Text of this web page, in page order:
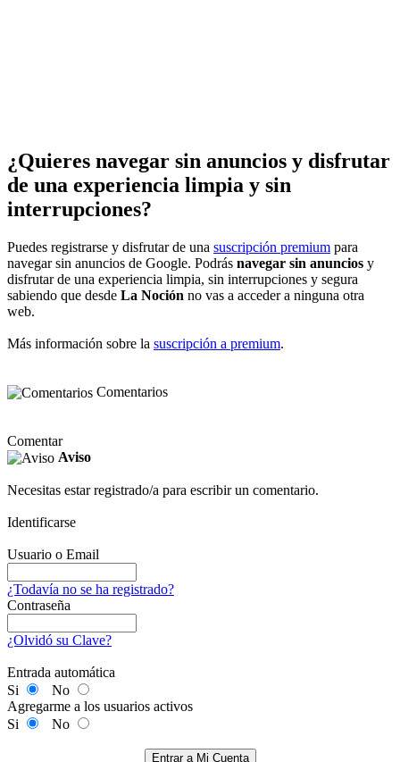
¿Quieres navegar sin anuncios y disfrutar
de una experiencia limpia y sin
interrupciones?
Puedes registrarse y disfrutar de una suscripción premium para
navegar sin anuncios de Google. Podrás navegar sin anuncios y
disfrutar de una experiencia limpia, sin interrupciones y segura
sabiendo que desde La Noción no vas a acceder a ninguna otra
web.
Más información sobre la suscripción a premium.
Comentarios
Comentar
Aviso
Necesitas estar registrado/a para escribir un comentario.
Identificarse
Usuario o Email
¿Todavía no se ha registrado?
Contraseña
¿Olvidó su Clave?
Entrada automática
Si
No
Agregarme a los usuarios activos
Si
No
Entrar a Mi Cuenta